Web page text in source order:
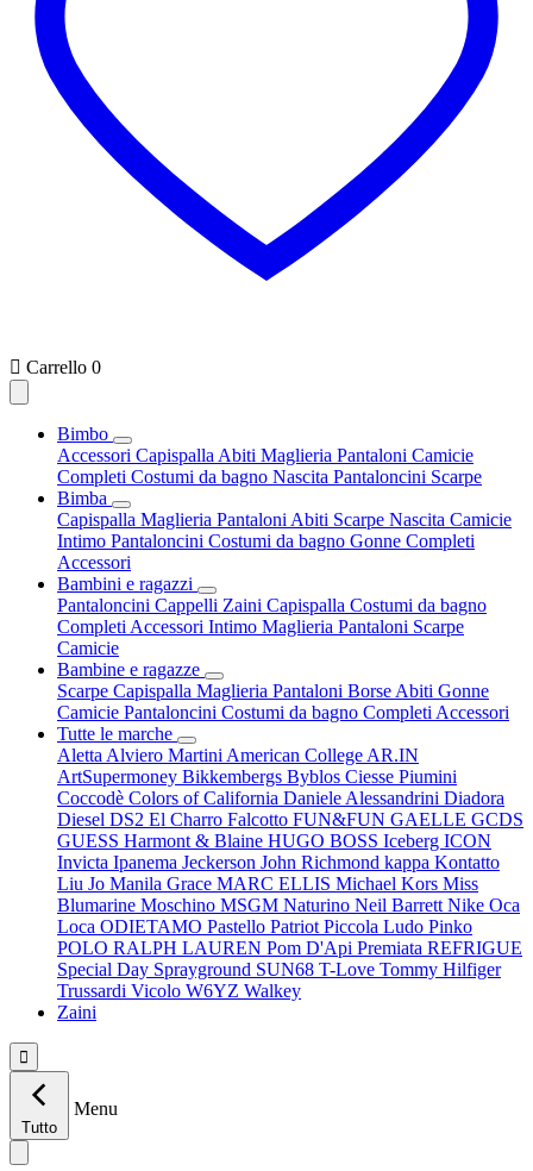
 Carrello 0
Bimbo
Accessori Capispalla Abiti Maglieria Pantaloni Camicie
Completi Costumi da bagno Nascita Pantaloncini Scarpe
Bimba
Capispalla Maglieria Pantaloni Abiti Scarpe Nascita Camicie
Intimo Pantaloncini Costumi da bagno Gonne Completi
Accessori
Bambini e ragazzi
Pantaloncini Cappelli Zaini Capispalla Costumi da bagno
Completi Accessori Intimo Maglieria Pantaloni Scarpe
Camicie
Bambine e ragazze
Scarpe Capispalla Maglieria Pantaloni Borse Abiti Gonne
Camicie Pantaloncini Costumi da bagno Completi Accessori
Tutte le marche
Aletta Alviero Martini American College AR.IN
ArtSupermoney Bikkembergs Byblos Ciesse Piumini
Coccodè Colors of California Daniele Alessandrini Diadora
Diesel DS2 El Charro Falcotto FUN&FUN GAELLE GCDS
GUESS Harmont & Blaine HUGO BOSS Iceberg ICON
Invicta Ipanema Jeckerson John Richmond kappa Kontatto
Liu Jo Manila Grace MARC ELLIS Michael Kors Miss
Blumarine Moschino MSGM Naturino Neil Barrett Nike Oca
Loca ODIETAMO Pastello Patriot Piccola Ludo Pinko
POLO RALPH LAUREN Pom D'Api Premiata REFRIGUE
Special Day Sprayground SUN68 T-Love Tommy Hilfiger
Trussardi Vicolo W6YZ Walkey
Zaini

Tutto
Menu